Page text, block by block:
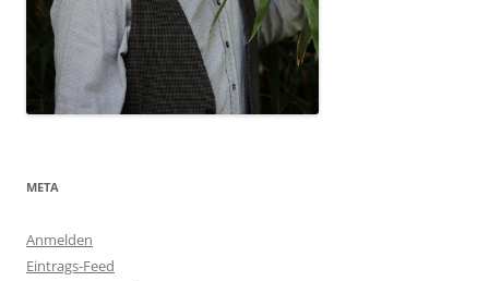
META
Anmelden
Eintrags-Feed